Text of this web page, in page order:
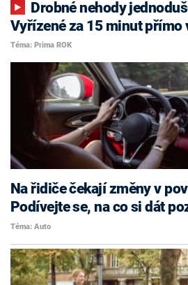
Vyřízené za 15 minut přímo
Téma: Prima ROK
Na řidiče čekají změny v
Podívejte se, na co si dát
Téma: Auto